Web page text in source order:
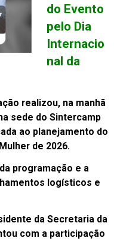
do Evento
pelo Dia
Internacio
nal da
realizou, na manhã
sede do Sintercamp
ao planejamento do
de 2026.
programação e a
logísticos e
da Secretaria da
com a participação